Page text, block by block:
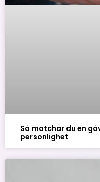
Så matchar du en
personlighet